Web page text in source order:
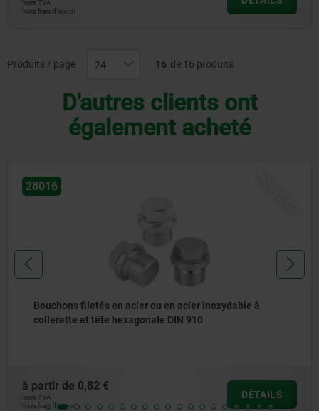
hors TVA
hors frais d’envoi
Produits / page 16 de 16 produits
D'autres clients ont
également acheté
28016
Bouchons filetés en acier ou en acier inoxydable à
collerette et tête hexagonale DIN 910
à partir de0,82 €
hors TVA
hors frais d’envoi
DÉTAILS